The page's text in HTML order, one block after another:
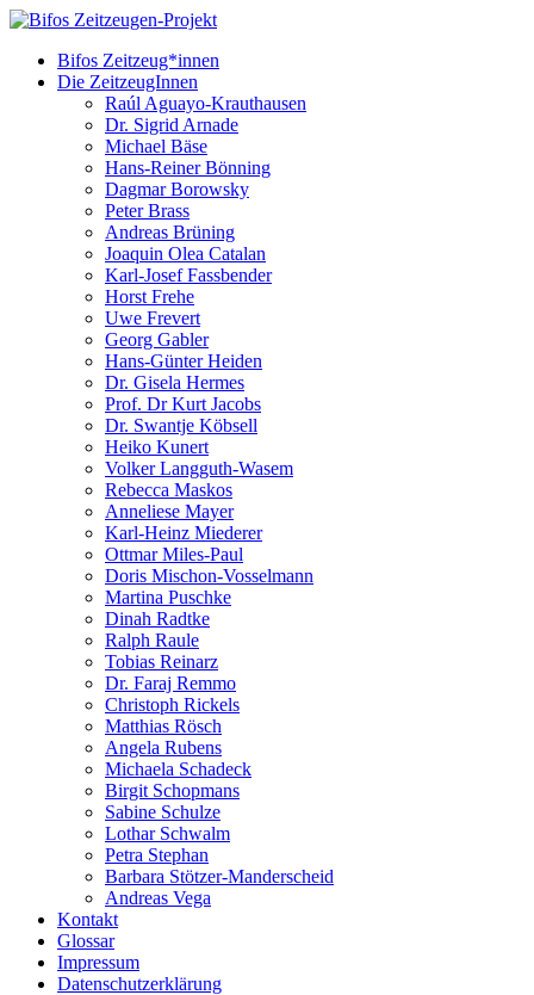
Bifos Zeitzeug*innen
Die ZeitzeugInnen
Raúl Aguayo-Krauthausen
Dr. Sigrid Arnade
Michael Bäse
Hans-Reiner Bönning
Dagmar Borowsky
Peter Brass
Andreas Brüning
Joaquin Olea Catalan
Karl-Josef Fassbender
Horst Frehe
Uwe Frevert
Georg Gabler
Hans-Günter Heiden
Dr. Gisela Hermes
Prof. Dr Kurt Jacobs
Dr. Swantje Köbsell
Heiko Kunert
Volker Langguth-Wasem
Rebecca Maskos
Anneliese Mayer
Karl-Heinz Miederer
Ottmar Miles-Paul
Doris Mischon-Vosselmann
Martina Puschke
Dinah Radtke
Ralph Raule
Tobias Reinarz
Dr. Faraj Remmo
Christoph Rickels
Matthias Rösch
Angela Rubens
Michaela Schadeck
Birgit Schopmans
Sabine Schulze
Lothar Schwalm
Petra Stephan
Barbara Stötzer-Manderscheid
Andreas Vega
Kontakt
Glossar
Impressum
Datenschutzerklärung